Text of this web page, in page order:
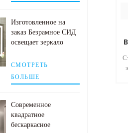
Изготовленное на
заказ Безрамное СИД
освещает зеркало
с пусковой площадкой
тумана
СМОТРЕТЬ
БОЛЬШЕ
Современное
квадратное
бескаркасное